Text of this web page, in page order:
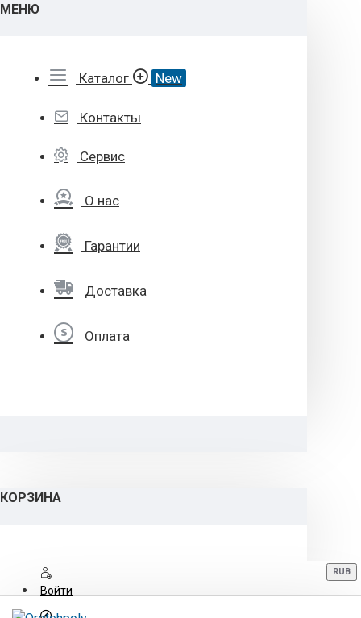
МЕНЮ
Каталог New
Контакты
Сервис
О нас
Гарантии
Доставка
Оплата
КОРЗИНА
Войти
RUB